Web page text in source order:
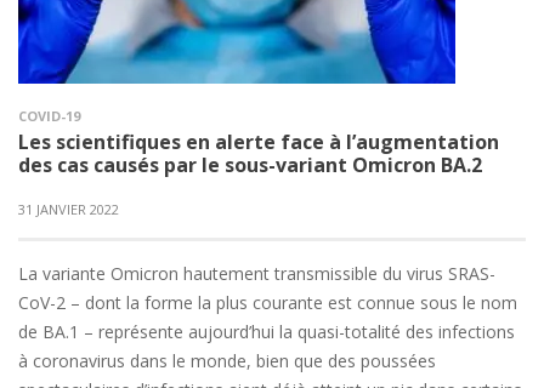
COVID-19
Les scientifiques en alerte face à l’augmentation
des cas causés par le sous-variant Omicron BA.2
31 JANVIER 2022
La variante Omicron hautement transmissible du virus SRAS-
CoV-2 – dont la forme la plus courante est connue sous le nom
de BA.1 – représente aujourd’hui la quasi-totalité des infections
à coronavirus dans le monde, bien que des poussées